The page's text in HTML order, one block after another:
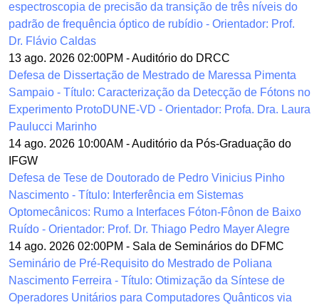
espectroscopia de precisão da transição de três níveis do
padrão de frequência óptico de rubídio - Orientador: Prof.
Dr. Flávio Caldas
13 ago. 2026 02:00PM -Auditório do DRCC
Defesa de Dissertação de Mestrado de Maressa Pimenta
Sampaio - Título: Caracterização da Detecção de Fótons no
Experimento ProtoDUNE-VD - Orientador: Profa. Dra. Laura
Paulucci Marinho
14 ago. 2026 10:00AM -Auditório da Pós-Graduação do
IFGW
Defesa de Tese de Doutorado de Pedro Vinicius Pinho
Nascimento - Título: Interferência em Sistemas
Optomecânicos: Rumo a Interfaces Fóton-Fônon de Baixo
Ruído - Orientador: Prof. Dr. Thiago Pedro Mayer Alegre
14 ago. 2026 02:00PM - Sala de Seminários do DFMC
Seminário de Pré-Requisito do Mestrado de Poliana
Nascimento Ferreira - Título: Otimização da Síntese de
Operadores Unitários para Computadores Quânticos via